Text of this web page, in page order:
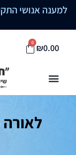
למענה אנושי התקשרו בשעות
₪0.00
0